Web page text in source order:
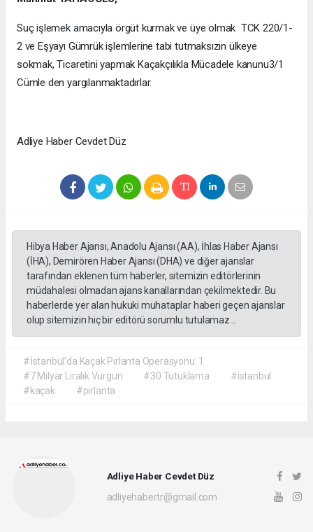
Suç işlemek amacıyla örgüt kurmak ve üye olmak TCK 220/1-
2 ve Eşyayı Gümrük işlemlerine tabi tutmaksızın ülkeye
sokmak, Ticaretini yapmak Kaçakçılıkla Mücadele kanunu3/1
Cümle den yargılanmaktadırlar.
Adliye Haber Cevdet Düz
Hibya Haber Ajansı, Anadolu Ajansı (AA), İhlas Haber Ajansı
(İHA), Demirören Haber Ajansı (DHA) ve diğer ajanslar
tarafından eklenen tüm haberler, sitemizin editörlerinin
müdahalesi olmadan ajans kanallarından çekilmektedir. Bu
haberlerde yer alan hukuki muhataplar haberi geçen ajanslar
olup sitemizin hiç bir editörü sorumlu tutulamaz...
#İstanbul’da Kaçak Pırlanta Operasyonu: 1
#7 Milyar Liralık Vurgun
#30 Tutuklama
#istanbul
#kaçak
#pırlanta
Adliye Haber Cevdet Düz
adliyehabertr@gmail.com